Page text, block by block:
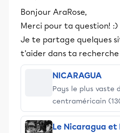
Bonjour AraRose,
Merci pour ta question! :)
Je te partage quelques
t'aider dans ta recherche
NICARAGUA
Pays le plus vaste
centraméricain
Nicaragua, peuplé
d'habitants en
Le Nicaragua